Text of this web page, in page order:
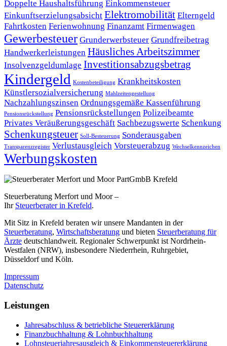
Doppelte Haushaltsführung Einkommensteuer
Einkunftserzielungsabsicht Elektromobilität Elterngeld
Fahrtkosten Ferienwohnung Finanzamt Firmenwagen
Gewerbesteuer Grunderwerbsteuer Grundfreibetrag
Handwerkerleistungen Häusliches Arbeitszimmer
Insolvenzgeldumlage Investitionsabzugsbetrag
Kindergeld Kostenbeteiligung Krankheitskosten
Künstlersozialversicherung Mahlzeitengestellung
Nachzahlungszinsen Ordnungsgemäße Kassenführung
Pensionsrückstellung Pensionsrückstellungen Polizeibeamte
Privates Veräußerungsgeschäft Sachbezugswerte Schenkung
Schenkungsteuer Soll-Besteuerung Sonderausgaben
Transparenzregister Verlustausgleich Vorsteuerabzug Wechselkennzeichen
Werbungskosten
Steuerberatung Merfort und Moor –
Ihr Steuerberater in Krefeld.
Mit Sitz in Krefeld beraten wir unsere Mandanten in der
Steuerberatung, Wirtschaftsberatung und bieten Steuerberatung für
Ärzte deutschlandweit. Regionaler Schwerpunkt ist Nordrhein-
Westfalen (NRW), insbesondere Niederrhein, Ruhrgebiet,
Düsseldorf und Köln.
Impressum
Datenschutz
Leistungen
Jahresabschluss & betriebliche Steuererklärung
Finanzbuchhaltung & Lohnbuchhaltung
Lohnsteuerjahresausgleich & Einkommensteuererklärung